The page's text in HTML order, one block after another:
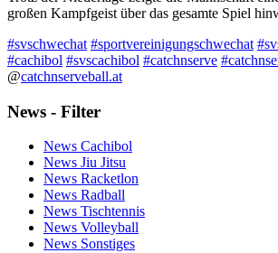
großen Kampfgeist über das gesamte Spiel
#svschwechat #sportvereinigungschwechat
#cachibol #svscachibol #catchnserve
@catchnserveball.at
News - Filter
News Cachibol
News Jiu Jitsu
News Racketlon
News Radball
News Tischtennis
News Volleyball
News Sonstiges